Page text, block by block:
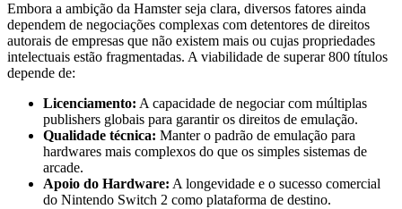
Embora a ambição da Hamster seja clara, diversos fatores ainda
dependem de negociações complexas com detentores de direitos
autorais de empresas que não existem mais ou cujas propriedades
intelectuais estão fragmentadas. A viabilidade de superar 800 títulos
depende de:
Licenciamento: A capacidade de negociar com múltiplas
publishers globais para garantir os direitos de emulação.
Qualidade técnica: Manter o padrão de emulação para
hardwares mais complexos do que os simples sistemas de
arcade.
Apoio do Hardware: A longevidade e o sucesso comercial
do Nintendo Switch 2 como plataforma de destino.